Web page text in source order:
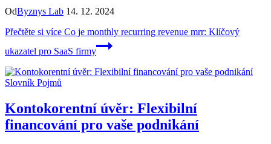
OdByznys Lab 14. 12. 2024
Přečtěte si více Co je monthly recurring revenue mrr: Klíčový
ukazatel pro SaaS firmy
Slovník Pojmů
Kontokorentní úvěr: Flexibilní
financování pro vaše podnikání